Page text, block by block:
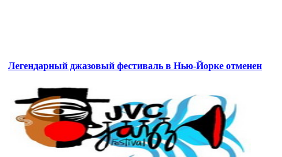
Легендарный джазовый фестиваль в Нью-Йорке отменен